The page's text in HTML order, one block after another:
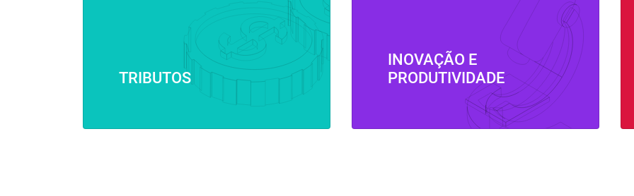
TRIBUTOS
INOVAÇÃO E
PRODUTIVIDADE